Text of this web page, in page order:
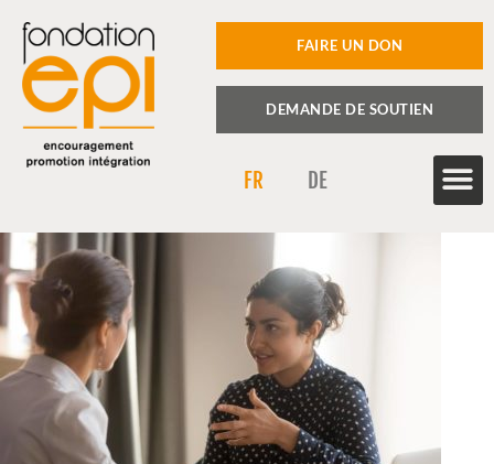
FAIRE UN DON
DEMANDE DE SOUTIEN
FR DE